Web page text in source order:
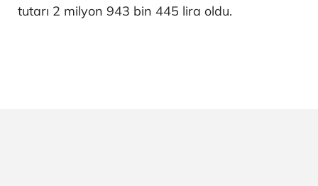
tutarı 2 milyon 943 bin 445 lira oldu.